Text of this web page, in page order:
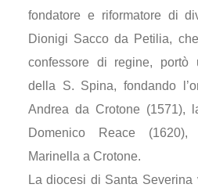
fondatore e riformatore di
Dionigi Sacco da Petilia,
confessore di regine, portò
della S. Spina, fondando
Andrea da Crotone (1571),
Domenico Reace
Marinella a Crotone.
La diocesi di Santa